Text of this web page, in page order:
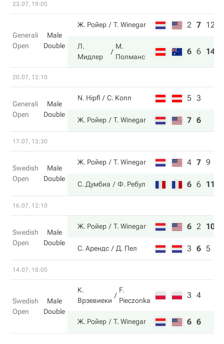
23.07, 19:05
Generali
Open
Male
Double
Ж. Ройер T. Winegar 2 7 12
Л.
Мидлер
М.
Полманс
6 6 14
20.07, 12:10
Generali
Open
Male
Double
N. Hipfl С. Копп 5 3
Ж. Ройер T. Winegar 7 6
17.07, 13:30
Swedish
Open
Male
Double
Ж. Ройер T. Winegar 4 7 9
С. Думбиа Ф. Ребул 6 6 11
16.07, 12:10
Swedish
Open
Male
Double
Ж. Ройер T. Winegar 6 2 10
С. Арендс Д. Пел 3 6 5
14.07, 18:05
Swedish
Open
Male
Double
К.
Врзевиеки
F.
Pieczonka
3 4
Ж. Ройер T. Winegar 6 6